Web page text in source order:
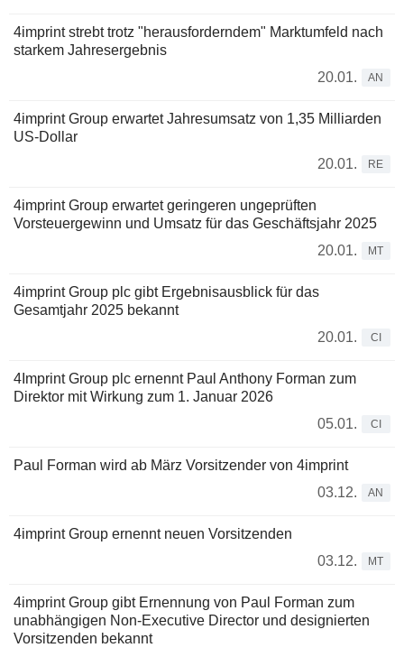
4imprint strebt trotz "herausforderndem" Marktumfeld nach
starkem Jahresergebnis
20.01.
AN
4imprint Group erwartet Jahresumsatz von 1,35 Milliarden
US-Dollar
20.01.
RE
4imprint Group erwartet geringeren ungeprüften
Vorsteuergewinn und Umsatz für das Geschäftsjahr 2025
20.01.
MT
4imprint Group plc gibt Ergebnisausblick für das
Gesamtjahr 2025 bekannt
20.01.
CI
4Imprint Group plc ernennt Paul Anthony Forman zum
Direktor mit Wirkung zum 1. Januar 2026
05.01.
CI
Paul Forman wird ab März Vorsitzender von 4imprint
03.12.
AN
4imprint Group ernennt neuen Vorsitzenden
03.12.
MT
4imprint Group gibt Ernennung von Paul Forman zum
unabhängigen Non-Executive Director und designierten
Vorsitzenden bekannt